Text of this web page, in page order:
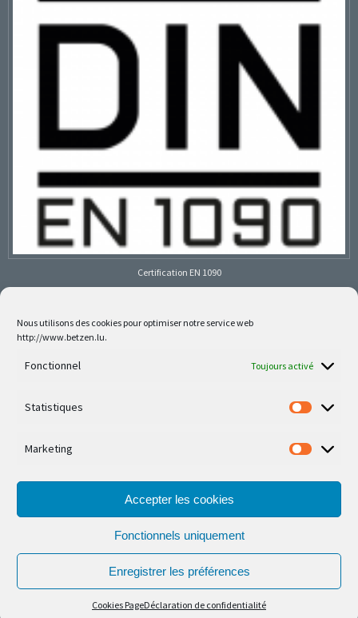
Nous utilisons des cookies pour optimiser notre service web
http://www.betzen.lu.
Fonctionnel Toujours activé
Statistiques
Marketing
Accepter les cookies
Fonctionnels uniquement
Enregistrer les préférences
Cookies PageDéclaration de confidentialité
Certification EN 1090
Follow us on social media
© Ferronnerie d'Art Nico Betzen 2026.